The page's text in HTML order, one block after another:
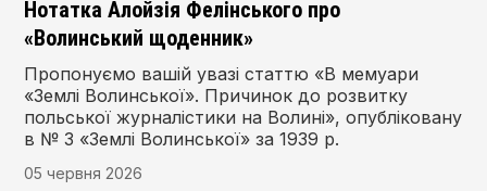
Нотатка Алойзія Фелінського про
«Волинський щоденник»
Пропонуємо вашій увазі статтю «В мемуари
«Землі Волинської». Причинок до розвитку
польської журналістики на Волині», опубліковану
в № 3 «Землі Волинської» за 1939 р.
05 червня 2026